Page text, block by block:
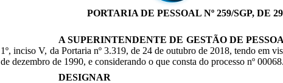
PORTARIA DE PESSOAL Nº 259/SGP, DE
A SUPERINTENDENTE DE GESTÃO DE
1º, inciso V, da Portaria nº 3.319, de 24 de outubro de 2018, tendo em
de dezembro de 1990, e considerando o que consta do processo nº
DESIGNAR